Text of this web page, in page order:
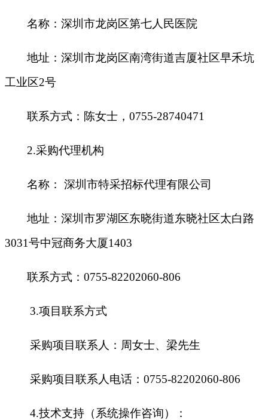
名称：深圳市龙岗区第七人民医院
地址：深圳市龙岗区南湾街道吉厦社区早禾坑
工业区2号
联系方式：陈女士，0755-28740471
2.采购代理机构
名称： 深圳市特采招标代理有限公司
地址：深圳市罗湖区东晓街道东晓社区太白路
3031号中冠商务大厦1403
联系方式：0755-82202060-806
3.项目联系方式
采购项目联系人：周女士、梁先生
采购项目联系人电话：0755-82202060-806
4.技术支持（系统操作咨询）：